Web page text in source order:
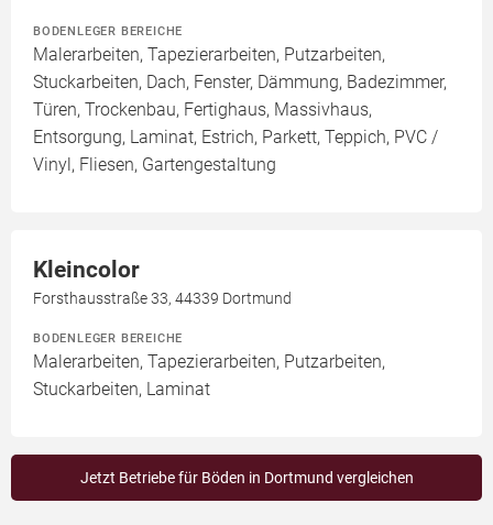
BODENLEGER BEREICHE
Malerarbeiten, Tapezierarbeiten, Putzarbeiten,
Stuckarbeiten, Dach, Fenster, Dämmung, Badezimmer,
Türen, Trockenbau, Fertighaus, Massivhaus,
Entsorgung, Laminat, Estrich, Parkett, Teppich, PVC /
Vinyl, Fliesen, Gartengestaltung
Kleincolor
Forsthausstraße 33, 44339 Dortmund
BODENLEGER BEREICHE
Malerarbeiten, Tapezierarbeiten, Putzarbeiten,
Stuckarbeiten, Laminat
Jetzt Betriebe für Böden in Dortmund vergleichen